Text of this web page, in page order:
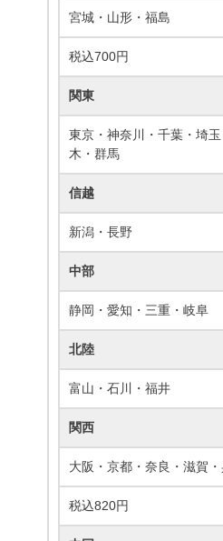
宮城・山形・福島
税込700円
関東
東京・神奈川・千葉・埼
木・群馬
信越
新潟・長野
中部
静岡・愛知・三重・岐阜
北陸
富山・石川・福井
関西
大阪・京都・奈良・滋賀
税込820円